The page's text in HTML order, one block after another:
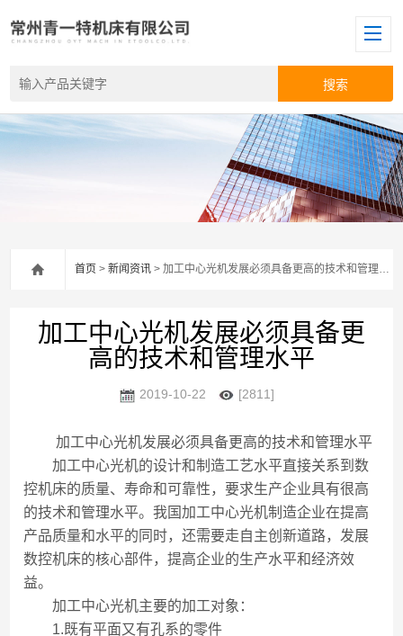
首页 >新闻资讯 > 加工中心光机发展必须具备更高的技术和管理水平
加工中心光机发展必须具备更
高的技术和管理水平
2019-10-22 [2811]
加工中心光机发展必须具备更高的技术和管理水平
加工中心光机的设计和制造工艺水平直接关系到数
控机床的质量、寿命和可靠性，要求生产企业具有很高
的技术和管理水平。我国加工中心光机制造企业在提高
产品质量和水平的同时，还需要走自主创新道路，发展
数控机床的核心部件，提高企业的生产水平和经济效
益。
加工中心光机主要的加工对象：
1.既有平面又有孔系的零件